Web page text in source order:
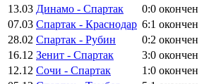
13.03 Динамо - Спартак 0:0 окончен
07.03 Спартак - Краснодар 6:1 окончен
28.02 Спартак - Рубин 0:2 окончен
16.12 Зенит - Спартак 3:0 окончен
12.12 Сочи - Спартак 1:0 окончен